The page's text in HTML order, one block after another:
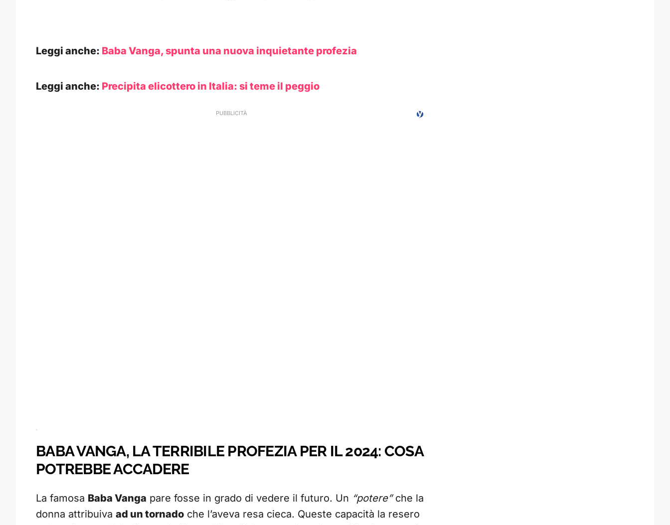
Leggi anche: Baba Vanga, spunta una nuova inquietante profezia
Leggi anche: Precipita elicottero in Italia: si teme il peggio
BABA VANGA, LA TERRIBILE PROFEZIA PER IL 2024: COSA
POTREBBE ACCADERE
La famosa Baba Vanga pare fosse in grado di vedere il futuro. Un “potere”che la
donna attribuiva ad un tornado che l’aveva resa cieca. Queste capacità la resero